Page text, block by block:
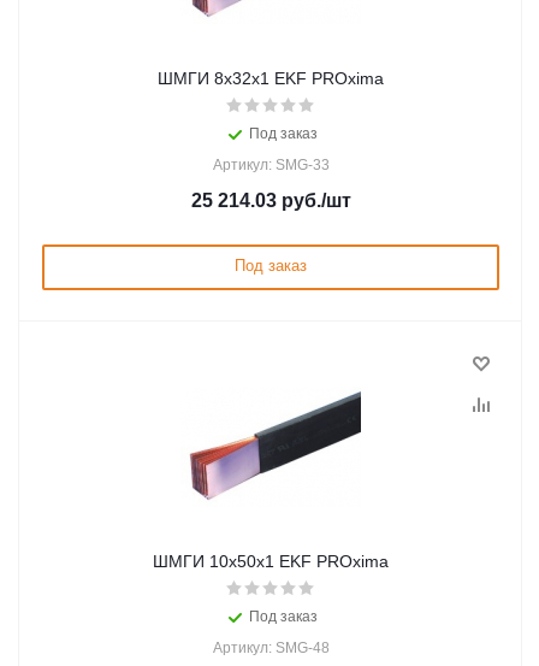
ШМГИ 8x32x1 EKF PROxima
Под заказ
Артикул: SMG-33
25 214.03руб./шт
Под заказ
ШМГИ 10x50x1 EKF PROxima
Под заказ
Артикул: SMG-48